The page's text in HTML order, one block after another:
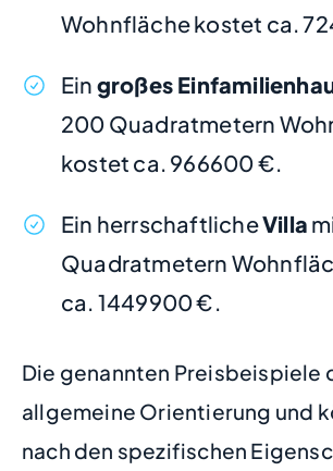
Wohnfläche kostet ca.
Ein großes
200 Quadratmetern
kostet ca. 966600 €.
Ein herrschaftlicheVilla
Quadratmetern
ca. 1449900 €.
Die genannten Preisbeispiele
allgemeine Orientierung und
nach den spezifischen